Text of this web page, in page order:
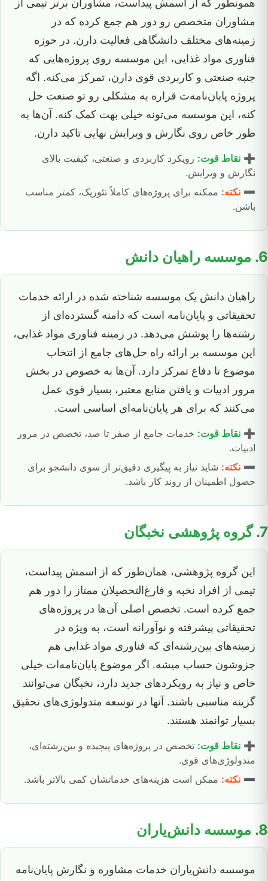
همونطور که از اسمش پیداست، مشاوران برتر تیمی از
مشاوران متخصص رو دور هم جمع کرده که در
زمینه‌های مختلف دانشگاهی فعالیت دارن. در حوزه
فناوری مواد غذایی، این موسسه روی پروژه‌هایی که
جنبه صنعتی و کاربردی قوی دارن، تمرکز می‌کنه. اگه
پروژه پایان‌نامه‌ت قراره یه مشکلی رو تو صنعت حل
کنه، این موسسه می‌تونه خیلی بهت کمک کنه. آن‌ها به
طور خاص روی نگارش و ویرایش نهایی تاکید دارن.
➕ نقاط قوت: رویکرد کاربردی و صنعتی، کیفیت بالای
نگارش و ویرایش.
➖ نکته: ممکنه برای پروژه‌های کاملاً تئوریک، کمتر مناسب
باشن.
6. موسسه راهیان دانش
راهیان دانش یک موسسه شناخته شده در ارائه خدمات
تحقیقاتی و پایان‌نامه است که دامنه گسترده‌ای از
رشته‌ها را پوشش می‌دهد. در زمینه فناوری مواد غذایی،
این موسسه بر ارائه راه حل‌های جامع از انتخاب
موضوع تا دفاع تمرکز دارد. آن‌ها به خصوص در بخش
مرور ادبیات و یافتن منابع معتبر، بسیار قوی عمل
می‌کنند که برای هر پایان‌نامه‌ای اساسی است.
➕ نقاط قوت: خدمات جامع از صفر تا صد، تخصص در مرور
ادبیات.
➖ نکته: شاید نیاز به پیگیری دقیق‌تر از سوی دانشجو برای
حصول اطمینان از روند کار باشد.
7. گروه پژوهشی نخبگان
این گروه پژوهشی، همان‌طور که از اسمش پیداست،
تیمی از افراد نخبه و فارغ‌التحصیلان ممتاز را دور هم
جمع کرده است. تخصص اصلی آن‌ها در پروژه‌های
تحقیقاتی پیشرفته و نوآورانه است، به ویژه در
زمینه‌های بین‌رشته‌ای که فناوری مواد غذایی هم
جزوشون حساب میشه. اگر موضوع پایان‌نامه‌ات خیلی
خاص و نیاز به رویکردهای جدید دارد، نخبگان می‌توانند
گزینه مناسبی باشند. آنها در توسعه متدولوژی‌های تحقیق
بسیار توانمند هستند.
➕ نقاط قوت: تخصص در پروژه‌های پیچیده و بین‌رشته‌ای،
متدولوژی‌های قوی.
➖ نکته: ممکن است هزینه‌های خدماتشان کمی بالاتر باشد.
8. موسسه دانش‌یاران
موسسه دانش‌یاران خدمات مشاوره و نگارش پایان‌نامه